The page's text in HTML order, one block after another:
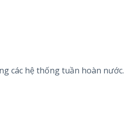
các hệ thống tuần hoàn nước.